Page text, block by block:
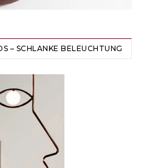
– SCHLANKE BELEUCHTUNG